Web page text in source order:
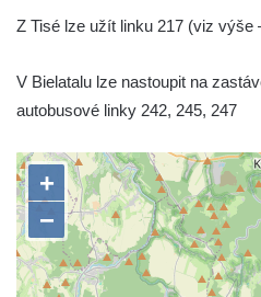
Z Tisé lze užít linku 217 (viz výše
V Bielatalu lze nastoupit na
autobusové linky 242, 245, 247